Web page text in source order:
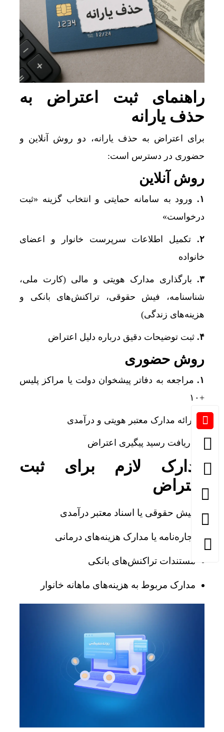
راهنمای ثبت اعتراض به
حذف یارانه
برای اعتراض به حذف یارانه، دو روش آنلاین و
حضوری در دسترس است:
روش آنلاین
۱.
ورود به سامانه حمایتی و انتخاب گزینه «ثبت
درخواست»
۲.
تکمیل اطلاعات سرپرست خانوار و اعضای
خانواده
۳.
بارگذاری مدارک هویتی و مالی (کارت ملی،
شناسنامه، فیش حقوقی، تراکنش‌های بانکی و
هزینه‌های زندگی)
۴. ثبت توضیحات دقیق درباره دلیل اعتراض
روش حضوری
۱.
مراجعه به دفاتر پیشخوان دولت یا مراکز پلیس
+۱۰
۲. ارائه مدارک معتبر هویتی و درآمدی
دریافت رسید پیگیری اعتراض
مدارک لازم برای ثبت
اعتراض
فیش حقوقی یا اسناد معتبر درآمدی
اجاره‌نامه یا مدارک هزینه‌های درمانی
مستندات تراکنش‌های بانکی
مدارک مربوط به هزینه‌های ماهانه خانوار